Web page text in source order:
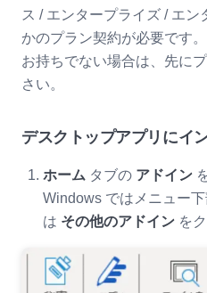
ス / エンタープライズ / エ
かのプラン契約が必要です
お持ちでない場合は、先に
さい。
デスクトップアプリにイ
ホーム タブの アドイン
Windows ではメニュー
は その他のアドイン を